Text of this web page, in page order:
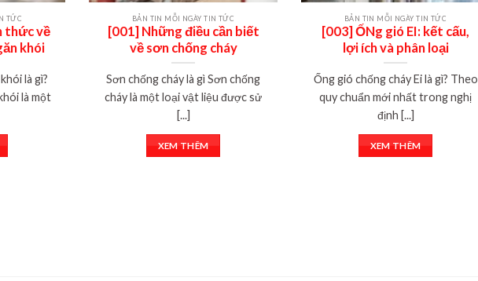
TỨC
thức về
khói
là gì?
là một
BẢN TIN MỖI NGÀY TIN TỨC
[001] Những điều cần biết
về sơn chống cháy
Sơn chống cháy là gì Sơn chống
cháy là một loại vật liệu được sử
[...]
XEM THÊM
BẢN TIN MỖI NGÀY TIN TỨC
[003] ỐNg gió EI: kết cấu,
lợi ích và phân loại
Ống gió chống cháy Ei là gì? Theo
quy chuẩn mới nhất trong nghị
định [...]
XEM THÊM